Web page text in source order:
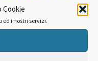
Cookie
ed i nostri servizi.